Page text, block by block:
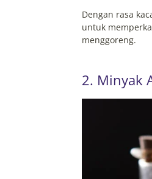
Dengan rasa
untuk
menggoreng.
2. Minyak